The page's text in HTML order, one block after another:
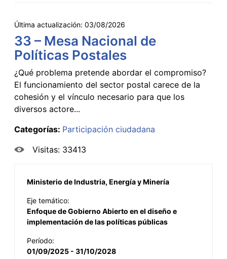
Última actualización: 03/08/2026
33 – Mesa Nacional de
Políticas Postales
¿Qué problema pretende abordar el compromiso?
El funcionamiento del sector postal carece de la
cohesión y el vínculo necesario para que los
diversos actore...
Categorías: Participación ciudadana
Visitas: 33413
Ministerio de Industria, Energía y Minería
Eje temático:
Enfoque de Gobierno Abierto en el diseño e
implementación de las políticas públicas
Período:
01/09/2025 - 31/10/2028